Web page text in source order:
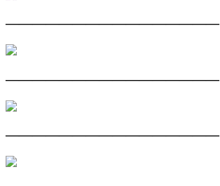
————————————————
————————————————
————————————————